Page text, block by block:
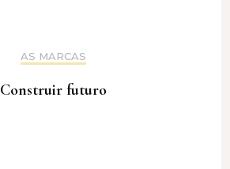
AS MARCAS
Construir futuro